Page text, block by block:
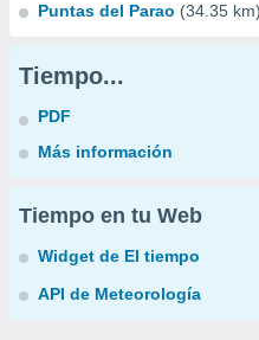
Puntas del Parao (34.35 km)
Tiempo...
PDF
Más información
Tiempo en tu Web
Widget de El tiempo
API de Meteorología